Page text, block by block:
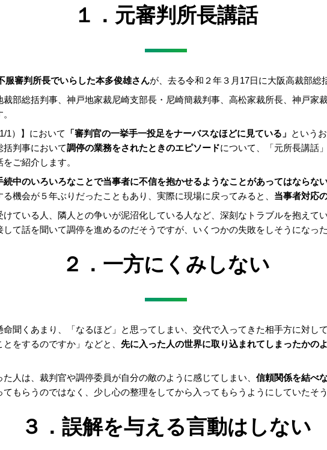
１．元審判所長講話
服審判所長でいらした本多俊雄さんが、去る令和２年３月17日に大阪高裁部総
部総括判事、神戸地家裁尼崎支部長・尼崎簡裁判事、高松家裁所長、神戸家
1）】において
「審判官の一挙手一投足をナーバスなほどに見ている」 という
括判事において調停の業務をされたときのエピソードについて、「元所長講話
ご紹介します。
続中のいろいろなことで当事者に不信を抱かせるようなことがあってはならない
機会が５年ぶりだったこともあり、実際に現場に戻ってみると、 当事者対応
ている人、隣人との争いが泥沼化している人など、深刻なトラブルを抱えて
て話を聞いて調停を進めるのだそうですが、いくつかの失敗をしそうになっ
２．一方にくみしない
聞くあまり、「なるほど」と思ってしまい、交代で入ってきた相手方に対し
をするのですか」などと、 先に入った人の世界に取り込まれてしまったかの
人は、裁判官や調停委員が自分の敵のように感じてしまい、 信頼関係を結べ
もらうのではなく、少し心の整理をしてから入ってもらうようにしていたそう
３．誤解を与える言動はしない